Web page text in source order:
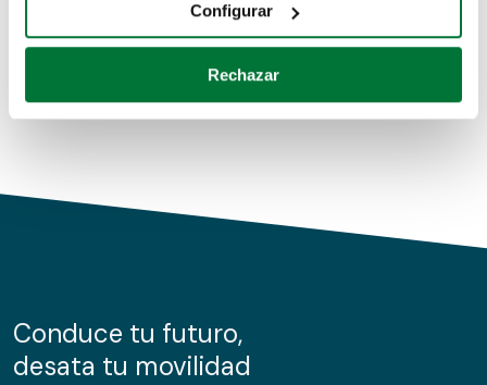
Identificar su dispositivo analizándolo activamente
para buscar características específicas (huellas
Obtenga más información sobre cómo se procesan sus
de cookies.
información sobre el uso que haga del sitio web con
nuestros partners de redes sociales, publicidad y análisis
Configurar
Rechazar
Conduce tu futuro,
desata tu movilidad